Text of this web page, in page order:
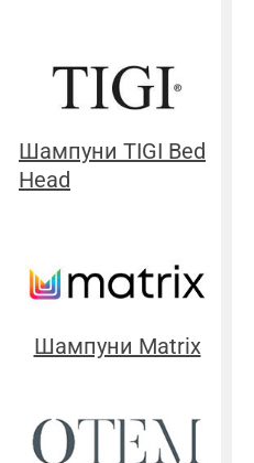
Шампуни TIGI Bed
Head
Шампуни Matrix